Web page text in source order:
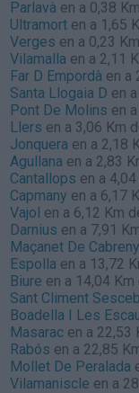
Parlavà en a 0,38
Ultramort en a 1,65
Verges en a 0,23
Vilamalla en a 2,11
Far D Empordà en a
Santa Llogaia D en
Pont De Molins en
Llers en a 3,06 Km
Jonquera en a 2,18
Agullana en a 2,83
Cantallops en a
Capmany en a 6,17
Vajol en a 6,12 Km
Darnius en a 7,91
Maçanet De
Espolla en a 13,72
Biure en a 14,04
Sant Climent
Boadella I Les
Masarac en a 22,53
Rabós en a 22,85
Mollet De Peralada
Vilamaniscle en a